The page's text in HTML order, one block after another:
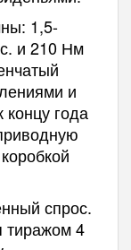
1,5-
и 210 Нм
и
года
спрос.
тиражом 4